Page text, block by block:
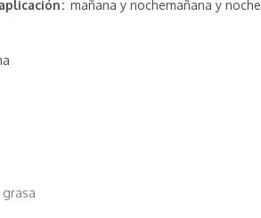
mañana y nochemañana y noche